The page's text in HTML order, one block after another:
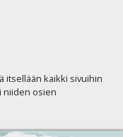
itsellään kaikki sivuihin
niiden osien